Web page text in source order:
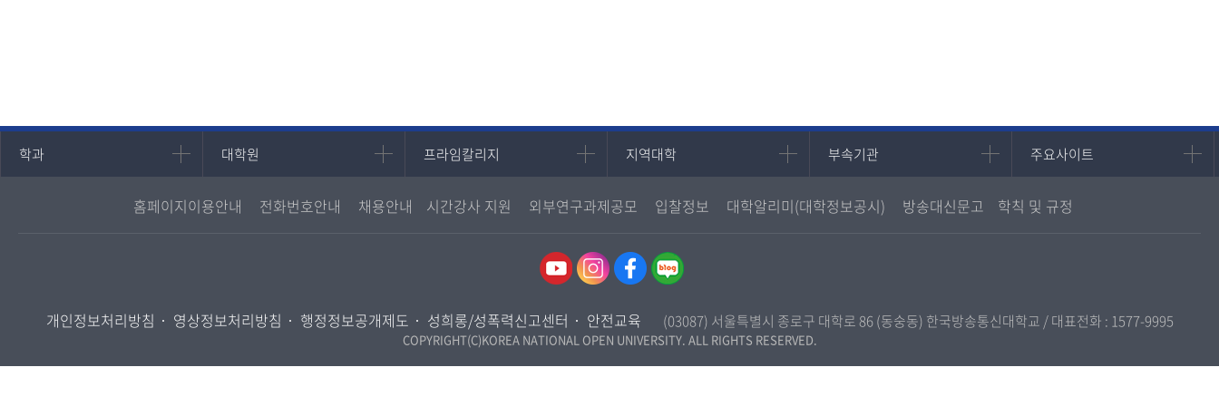
학과
인문과학대학 대학원
대학원
경영대학원
프라임칼리지
프라임칼리지
평생교육과정
지역대학
지역대학
서울지역대학
대구경북지역대학
광주전남지역대학
부속기관
부속기관
원격교육혁신연구원
교양교육원
주요사이트
주요사이트
진로심리상담
홈페이지이용안내 전화번호안내 채용안내 시간강사 지원 외부연구과제공모 입찰정보 대학알리미(대학정보공시) 방송대신문고 학칙 및 규정
개인정보처리방침 영상정보처리방침 행정정보공개제도 성희롱/성폭력신고센터 안전교육 (03087) 서울특별시 종로구 대학로 86 (동숭동) 한국방송통신대학교 / 대표전화 : 1577-9995
COPYRIGHT(C)KOREA NATIONAL OPEN UNIVERSITY. ALL RIGHTS RESERVED.